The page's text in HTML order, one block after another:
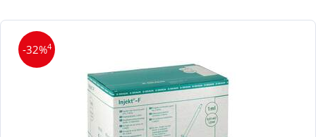
-32%4